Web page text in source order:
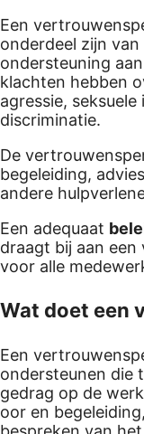
Een
onderdeel zijn
ondersteuning
klachten hebben
agressie,
discriminatie.
De
begeleiding,
andere
Een adequaat
draagt bij aan
voor alle
Wat doet een
Een
ondersteunen die
gedrag op de
oor en